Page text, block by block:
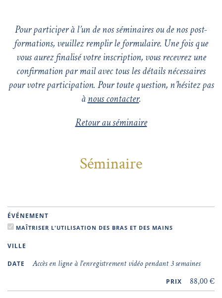
Pour participer à l’un de nos séminaires ou de nos post-
formations, veuillez remplir le formulaire. Une fois que
vous aurez finalisé votre inscription, vous recevrez une
confirmation par mail avec tous les détails nécessaires
pour votre participation. Pour toute question, n’hésitez pas
ànous contacter.
Retour au séminaire
Séminaire
ÉVÉNEMENT
MAÎTRISER L'UTILISATION DES BRAS ET DES MAINS
VILLE
DATE Accès en ligne à l'enregistrement vidéo pendant 3 semaines
PRIX 88,00 €